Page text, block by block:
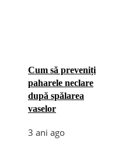
Cum să preveniți
paharele neclare
după spălarea
vaselor
3 ani ago